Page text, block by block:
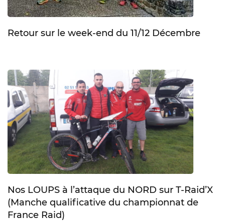
Retour sur le week-end du 11/12 Décembre
Nos LOUPS à l’attaque du NORD sur T-Raid’X
(Manche qualificative du championnat de
France Raid)